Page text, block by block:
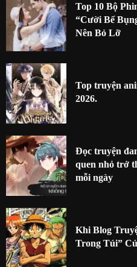
Top 10 Bộ
“Cười Bể
Nên Bỏ Lỡ
Top truyện
2026.
Đọc truyện
quen nhỏ trở
mỗi ngày
Khi Blog
Trong Túi”